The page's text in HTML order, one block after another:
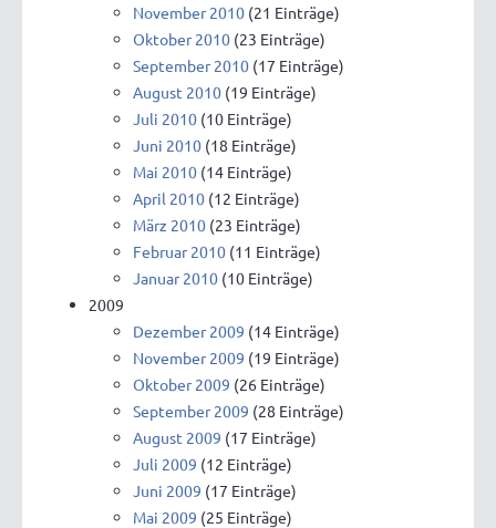
November 2010 (21 Einträge)
Oktober 2010 (23 Einträge)
September 2010 (17 Einträge)
August 2010 (19 Einträge)
Juli 2010 (10 Einträge)
Juni 2010 (18 Einträge)
Mai 2010 (14 Einträge)
April 2010 (12 Einträge)
März 2010 (23 Einträge)
Februar 2010 (11 Einträge)
Januar 2010 (10 Einträge)
2009
Dezember 2009 (14 Einträge)
November 2009 (19 Einträge)
Oktober 2009 (26 Einträge)
September 2009 (28 Einträge)
August 2009 (17 Einträge)
Juli 2009 (12 Einträge)
Juni 2009 (17 Einträge)
Mai 2009 (25 Einträge)